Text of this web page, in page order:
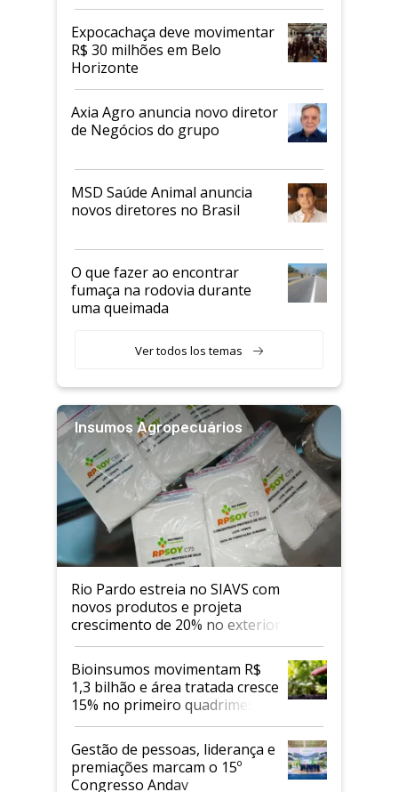
Expocachaça deve movimentar
R$ 30 milhões em Belo
Horizonte
Axia Agro anuncia novo diretor
de Negócios do grupo
MSD Saúde Animal anuncia
novos diretores no Brasil
O que fazer ao encontrar
fumaça na rodovia durante
uma queimada
Ver todos los temas
Insumos Agropecuários
Rio Pardo estreia no SIAVS com
novos produtos e projeta
crescimento de 20% no exterior
Bioinsumos movimentam R$
1,3 bilhão e área tratada cresce
15% no primeiro quadrimestre
de 2026
Gestão de pessoas, liderança e
premiações marcam o 15º
Congresso Andav